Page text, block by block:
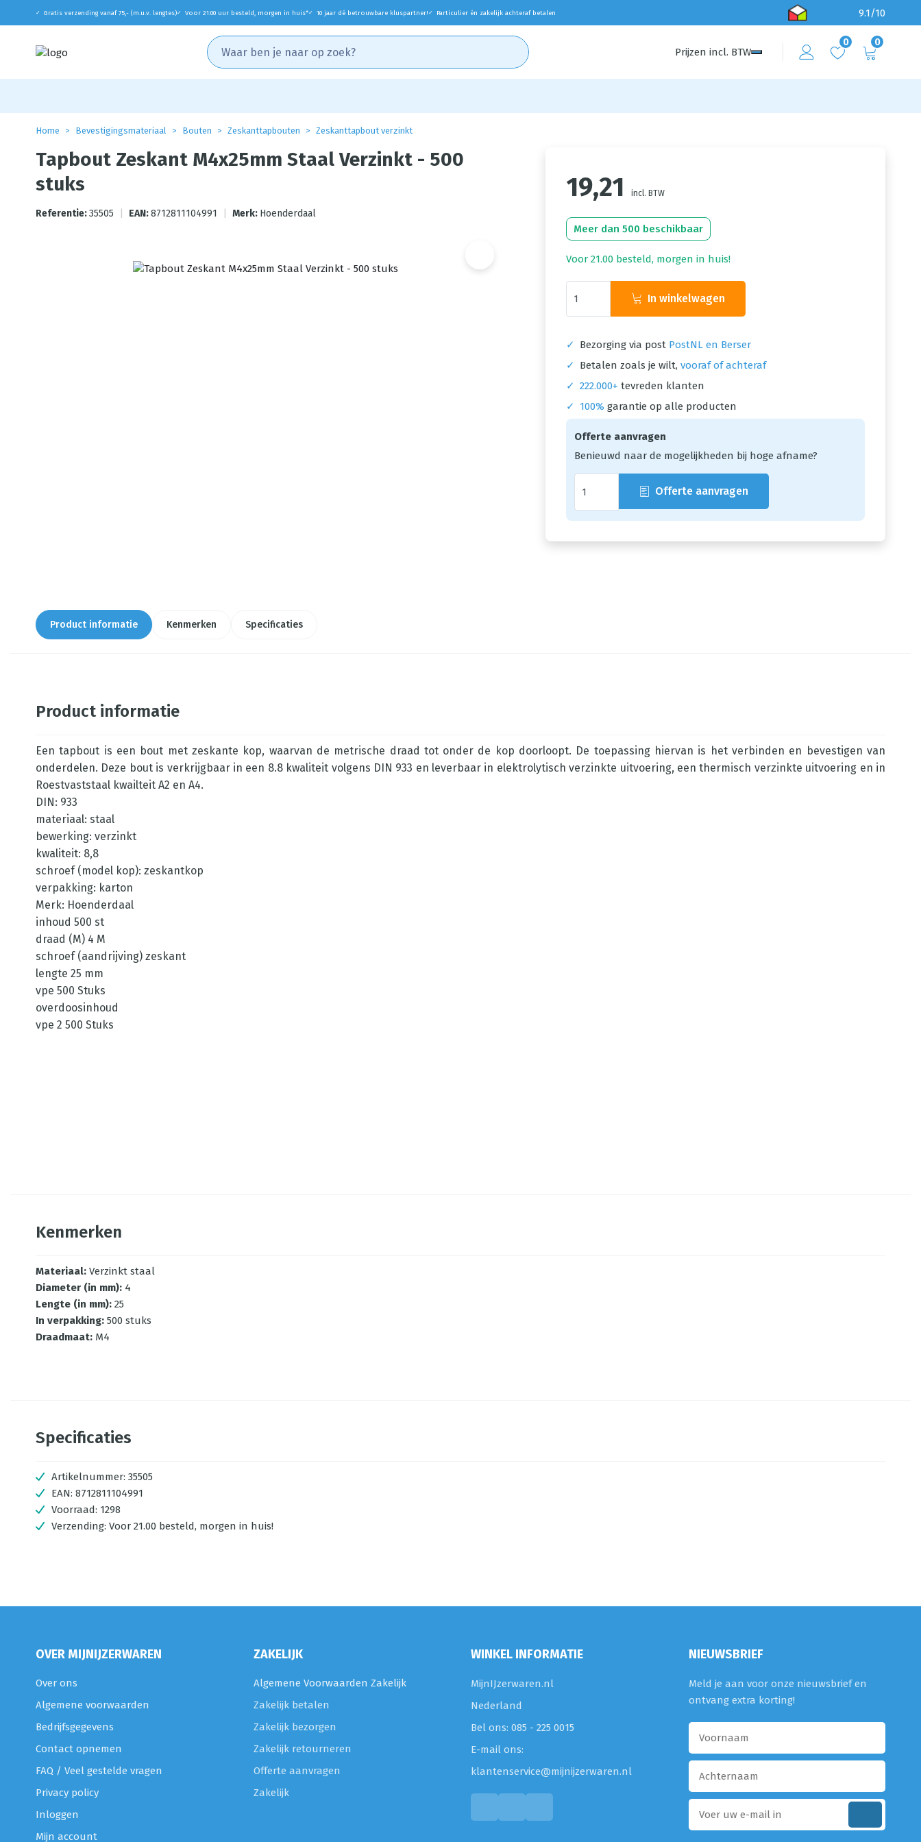
✓ Gratis verzending vanaf 75,- (m.u.v. lengtes)✓ Voor 21:00 uur besteld, morgen in huis*✓ 10 jaar dé betrouwbare kluspartner! ✓ Particulier én zakelijk achteraf betalen 9.1/10
Prijzen incl. BTW
0 0
Home Bevestigingsmateriaal Bouten Zeskanttapbouten Zeskanttapbout verzinkt
Tapbout Zeskant M4x25mm Staal Verzinkt - 500
stuks
Referentie:35505 EAN:8712811104991 Merk: Hoenderdaal
19,21 incl. BTW
Meer dan 500 beschikbaar
Voor 21.00 besteld, morgen in huis!
In winkelwagen
✓ Bezorging via post PostNL en Berser
✓
Betalen zoals je wilt, vooraf of achteraf
✓ 222.000+ tevreden klanten
✓
100% garantie op alle producten
Offerte aanvragen
Benieuwd naar de mogelijkheden bij hoge afname?
Offerte aanvragen
Product informatie Kenmerken Specificaties
Product informatie
Een tapbout is een bout met zeskante kop, waarvan de metrische draad tot onder de kop doorloopt. De toepassing hiervan is het verbinden en bevestigen van
onderdelen. Deze bout is verkrijgbaar in een 8.8 kwaliteit volgens DIN 933 en leverbaar in elektrolytisch verzinkte uitvoering, een thermisch verzinkte uitvoering en in
Roestvaststaal kwailteit A2 en A4.
DIN: 933
materiaal: staal
bewerking: verzinkt
kwaliteit: 8,8
schroef (model kop): zeskantkop
verpakking: karton
Merk: Hoenderdaal
inhoud 500 st
draad (M) 4 M
schroef (aandrijving) zeskant
lengte 25 mm
vpe 500 Stuks
overdoosinhoud
vpe 2 500 Stuks
Kenmerken
Materiaal: Verzinkt staal
Diameter (in mm): 4
Lengte (in mm): 25
In verpakking: 500 stuks
Draadmaat: M4
Specificaties
Artikelnummer: 35505
EAN: 8712811104991
Voorraad: 1298
Verzending: Voor 21.00 besteld, morgen in huis!
OVER MIJNIJZERWAREN
Over ons
Algemene voorwaarden
Bedrijfsgegevens
Contact opnemen
FAQ / Veel gestelde vragen
Privacy policy
Inloggen
Mijn account
ZAKELIJK
Algemene Voorwaarden Zakelijk
Zakelijk betalen
Zakelijk bezorgen
Zakelijk retourneren
Offerte aanvragen
Zakelijk
WINKEL INFORMATIE
MijnIJzerwaren.nl
Nederland
Bel ons: 085 - 225 0015
E-mail ons:
klantenservice@mijnijzerwaren.nl
NIEUWSBRIEF
Meld je aan voor onze nieuwsbrief en
ontvang extra korting!